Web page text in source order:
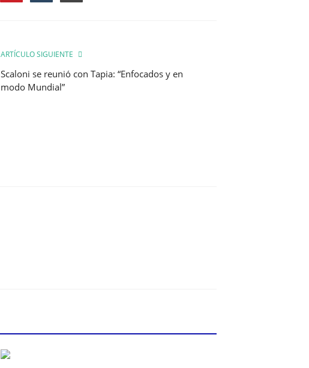
ARTÍCULO SIGUIENTE
Scaloni se reunió con Tapia: “Enfocados y en
modo Mundial”